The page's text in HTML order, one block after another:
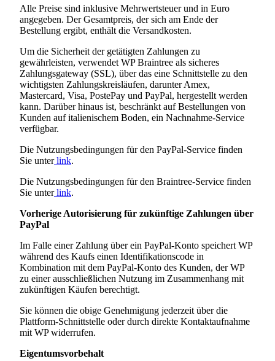
Alle Preise sind inklusive Mehrwertsteuer und in Euro
angegeben. Der Gesamtpreis, der sich am Ende der
Bestellung ergibt, enthält die Versandkosten.
Um die Sicherheit der getätigten Zahlungen zu
gewährleisten, verwendet WP Braintree als sicheres
Zahlungsgateway (SSL), über das eine Schnittstelle zu den
wichtigsten Zahlungskreisläufen, darunter Amex,
Mastercard, Visa, PostePay und PayPal, hergestellt werden
kann. Darüber hinaus ist, beschränkt auf Bestellungen von
Kunden auf italienischem Boden, ein Nachnahme-Service
verfügbar.
Die Nutzungsbedingungen für den PayPal-Service finden
Sie unter link.
Die Nutzungsbedingungen für den Braintree-Service finden
Sie unter link.
Vorherige Autorisierung für zukünftige Zahlungen über
PayPal
Im Falle einer Zahlung über ein PayPal-Konto speichert WP
während des Kaufs einen Identifikationscode in
Kombination mit dem PayPal-Konto des Kunden, der WP
zu einer ausschließlichen Nutzung im Zusammenhang mit
zukünftigen Käufen berechtigt.
Sie können die obige Genehmigung jederzeit über die
Plattform-Schnittstelle oder durch direkte Kontaktaufnahme
mit WP widerrufen.
Eigentumsvorbehalt